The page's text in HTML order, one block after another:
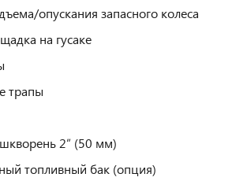
опускания запасного колеса
на гусаке
трапы
2” (50 мм)
топливный бак (опция)